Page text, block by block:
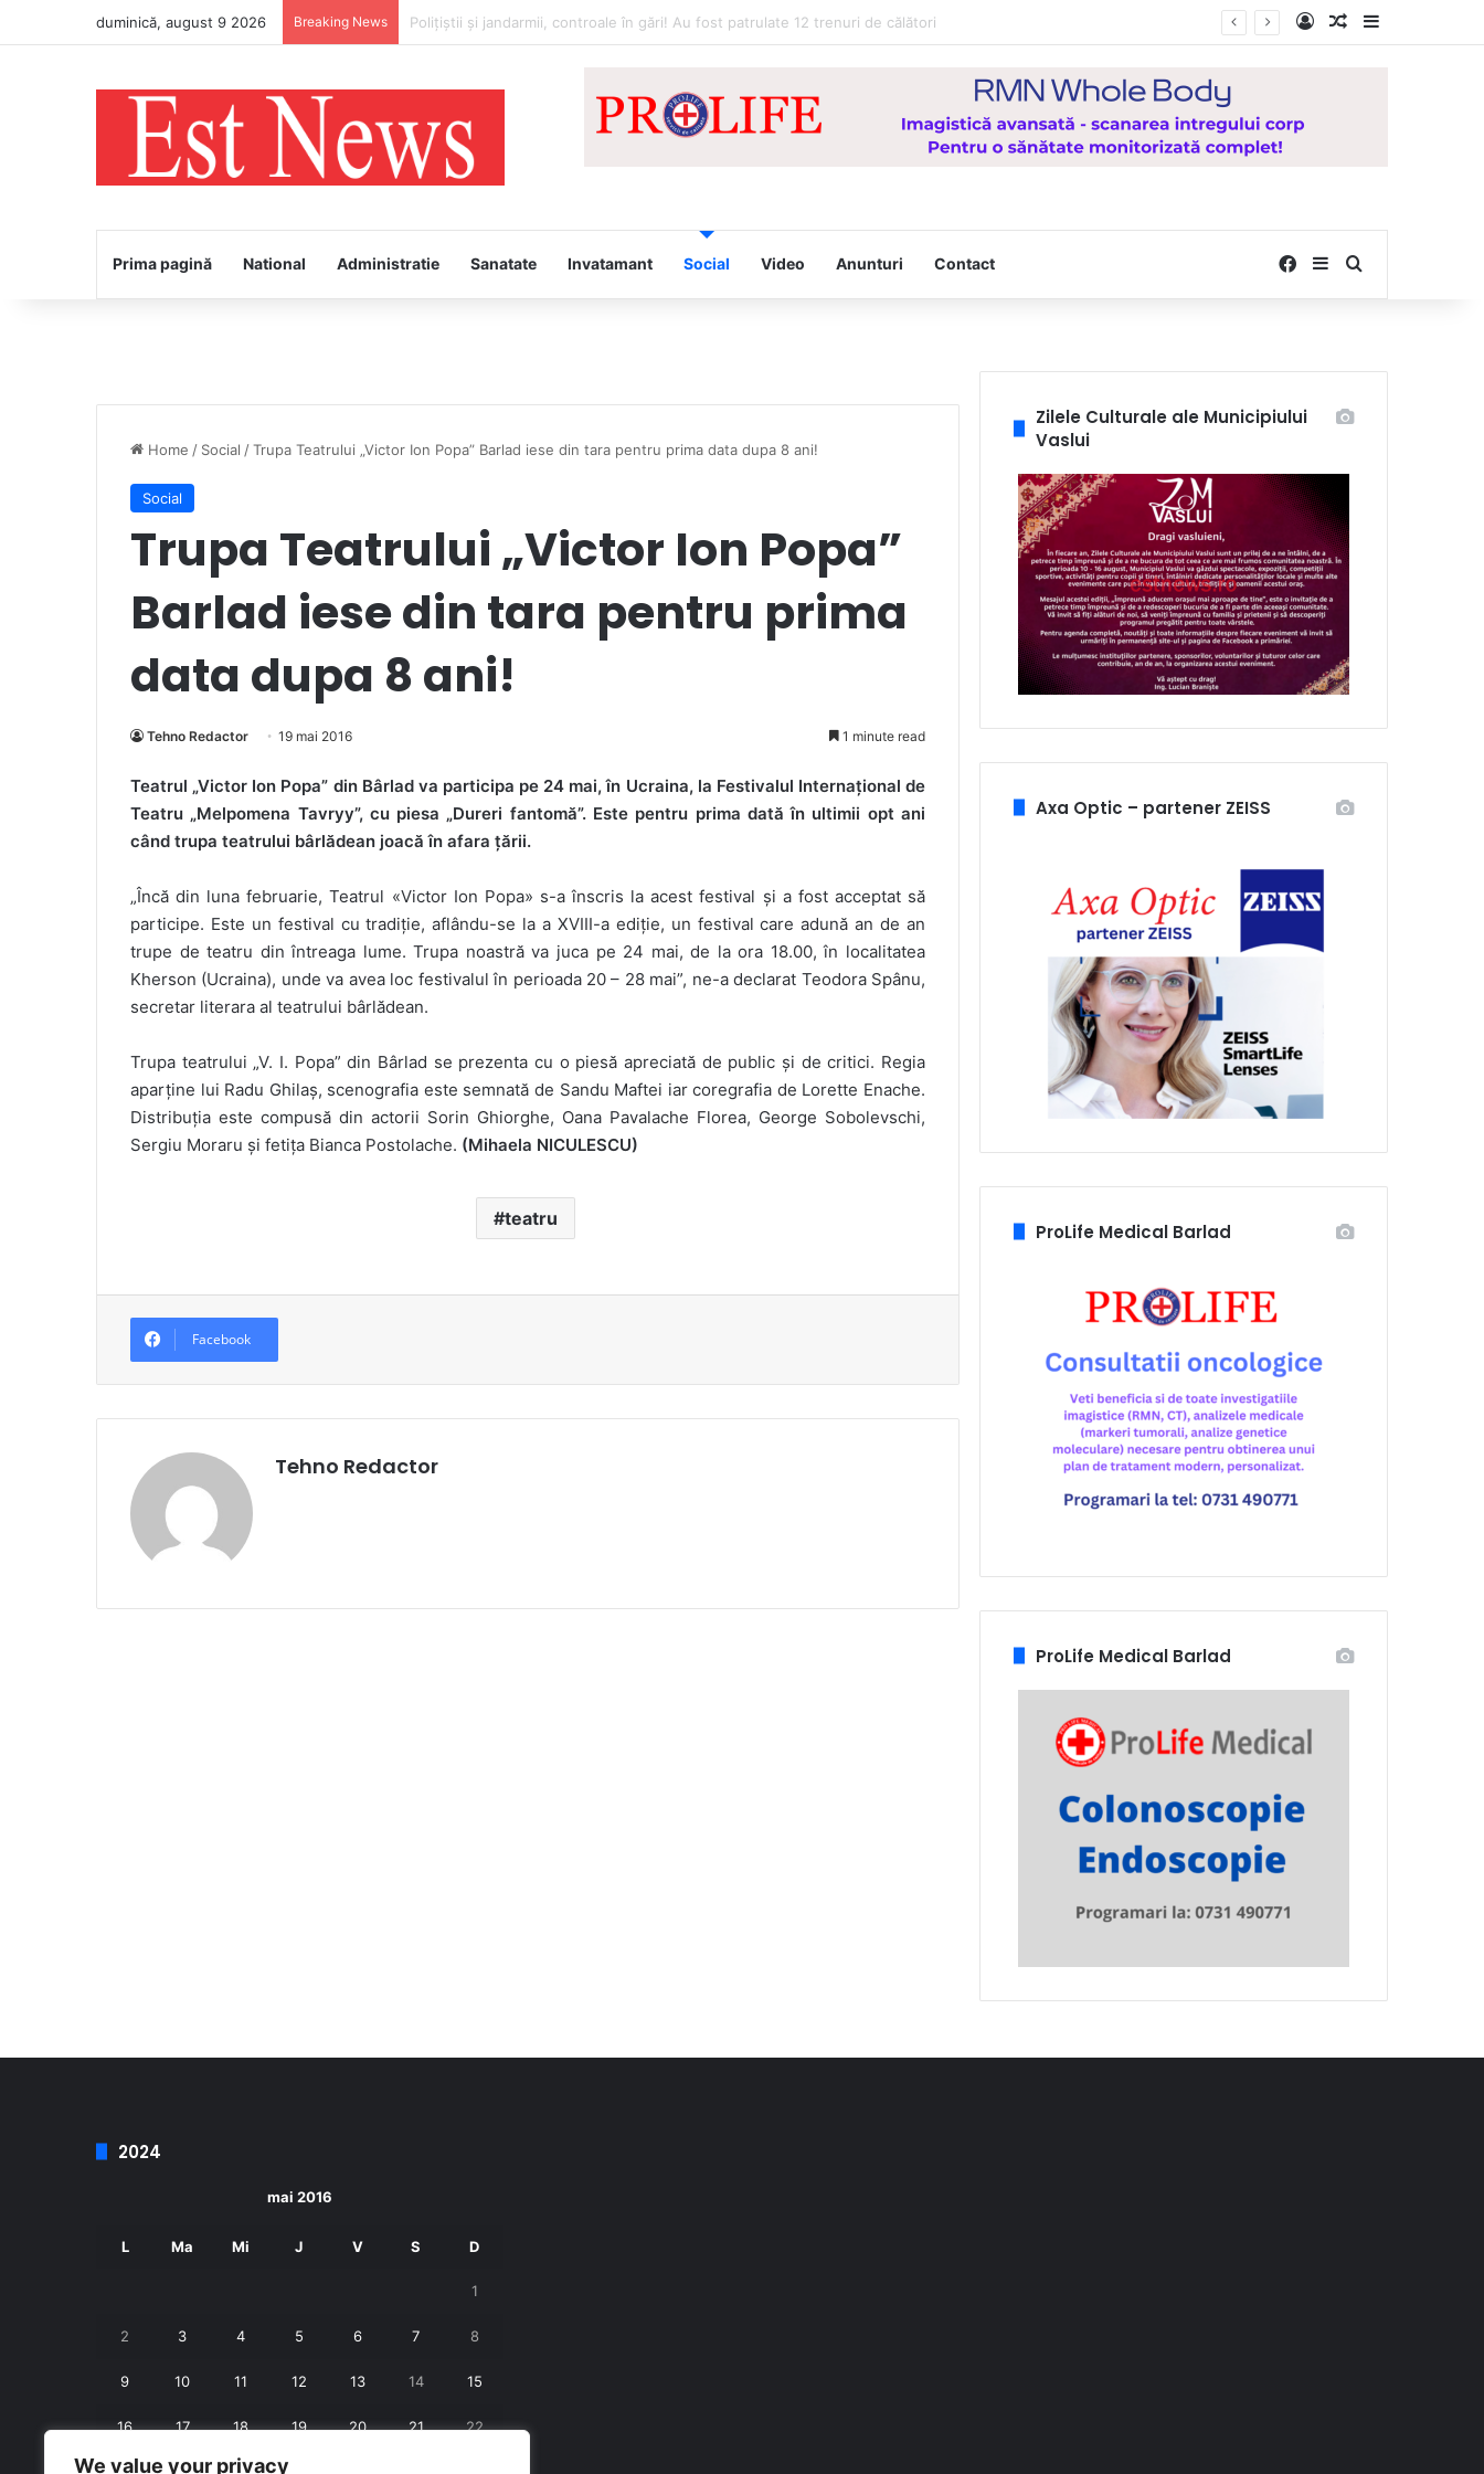
We value your privacy
duminică, august 9 2026 Breaking News „Restart cu Hristos” – proiect derulat de Asociația Tinerilor Ortodocși Vaslui Log InRandom Article
Prima pagină National Administratie Sanatate Invatamant Social Video Anunturi Contact Facebook
SidebarSearch for
Home / Social /Trupa Teatrului „Victor Ion Popa” Barlad iese din tara pentru prima data dupa 8 ani!
Social
Trupa Teatrului „Victor Ion Popa”
Barlad iese din tara pentru prima
data dupa 8 ani!
Tehno Redactor 19 mai 2016 1 minute read
Teatrul „Victor Ion Popa” din Bârlad va participa pe 24 mai, în Ucraina, la Festivalul Internațional de
Teatru „Melpomena Tavryy”, cu piesa „Dureri fantomă”. Este pentru prima dată în ultimii opt ani
când trupa teatrului bârlădean joacă în afara țării.
„Încă din luna februarie, Teatrul «Victor Ion Popa» s-a înscris la acest festival și a fost acceptat să
participe. Este un festival cu tradiție, aflându-se la a XVIII-a ediție, un festival care adună an de an
trupe de teatru din întreaga lume. Trupa noastră va juca pe 24 mai, de la ora 18.00, în localitatea
Kherson (Ucraina), unde va avea loc festivalul în perioada 20 – 28 mai”, ne-a declarat Teodora Spânu,
secretar literara al teatrului bârlădean.
Trupa teatrului „V. I. Popa” din Bârlad se prezenta cu o piesă apreciată de public și de critici. Regia
aparține lui Radu Ghilaș, scenografia este semnată de Sandu Maftei iar coregrafia de Lorette Enache.
Distribuția este compusă din actorii Sorin Ghiorghe, Oana Pavalache Florea, George Sobolevschi,
Sergiu Moraru și fetița Bianca Postolache. (Mihaela NICULESCU)
teatru
Facebook
Tehno Redactor
Zilele Culturale ale Municipiului
Vaslui
Axa Optic – partener ZEISS
ProLife Medical Barlad
ProLife Medical Barlad
2024
mai 2016
L Ma Mi J V S D
1
2 3 4 5 6 7 8
9 10 11 12 13 14 15
16 17 18 19 20 21 22